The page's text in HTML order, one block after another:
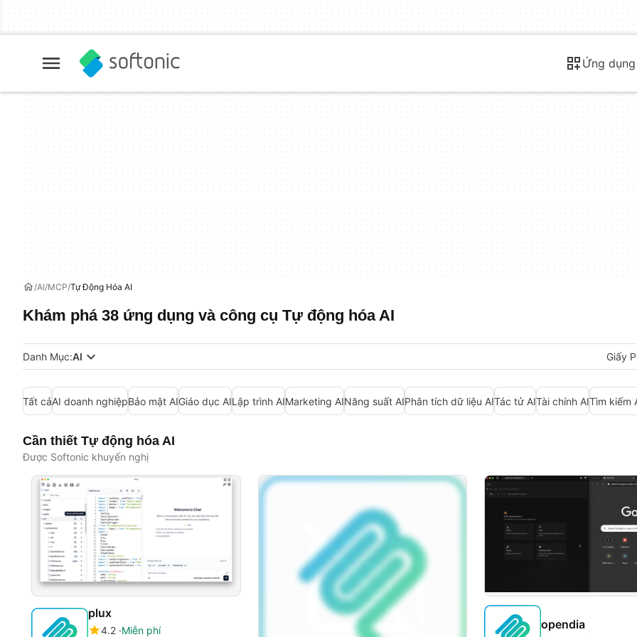
Ứng dụng
AI MCP Tự Động Hóa AI
Khám phá 38 ứng dụng và công cụ Tự động hóa AI
Danh Mục:AI Giấy
Tất cảAI doanh nghiệpBảo mật AIGiáo dục AILập trình AIMarketing AINăng suất AIPhân tích dữ liệu AITác tử AITài chính AITìm kiếm
Cần thiết Tự động hóa AI
Được Softonic khuyến nghị
plux
4.2 Miễn phí
opendia